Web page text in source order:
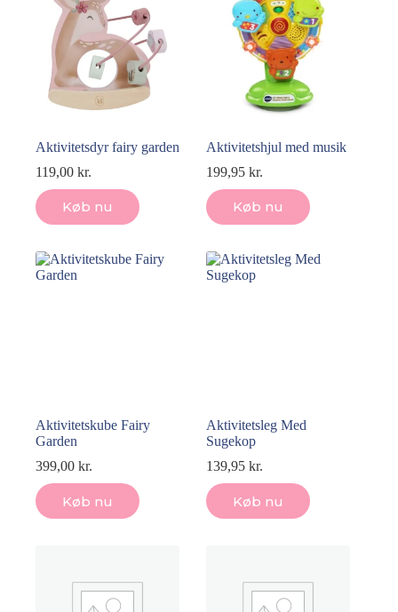
Aktivitetsdyr fairy garden
119,00 kr.
Køb nu
Aktivitetshjul med musik
199,95kr.
Køb nu
Aktivitetskube Fairy
Garden
399,00 kr.
Køb nu
Aktivitetsleg Med
Sugekop
139,95kr.
Køb nu